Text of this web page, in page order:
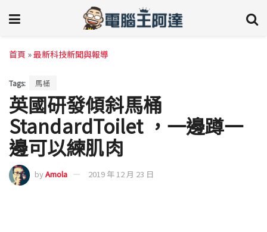
首頁 »最新科技新聞與報導
Tags: 馬桶
英國研發傾斜馬桶
StandardToilet ，一邊蹲一
邊可以練肌肉
byAmola 2019 年 12 月 23 日